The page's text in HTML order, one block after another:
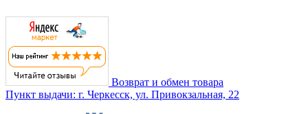
Возврат и обмен товара
Пункт выдачи: г. Черкесск, ул. Привокзальная, 22